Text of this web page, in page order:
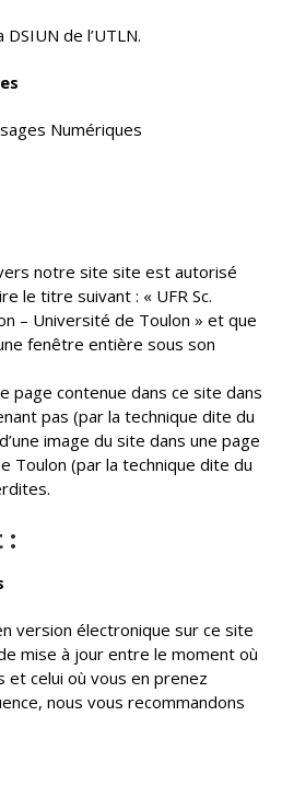
de l’UTLN.
Numériques
notre site site est autorisé
le titre suivant : « UFR Sc.
– Université de Toulon » et que
fenêtre entière sous son
page contenue dans ce site dans
pas (par la technique dite du
image du site dans une page
Toulon (par la technique dite du
:
version électronique sur ce site
mise à jour entre le moment où
et celui où vous en prenez
nous vous recommandons